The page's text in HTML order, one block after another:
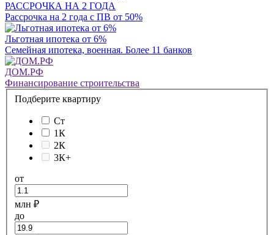
РАССРОЧКА НА 2 ГОДА
Рассрочка на 2 года с ПВ от 50%
Льготная ипотека от 6%
Семейная ипотека, военная. Более 11 банков
ДОМ.РФ
Финансирование строительства
Подберите квартиру
Ст
1К
2К
3К+
от
млн ₽
до